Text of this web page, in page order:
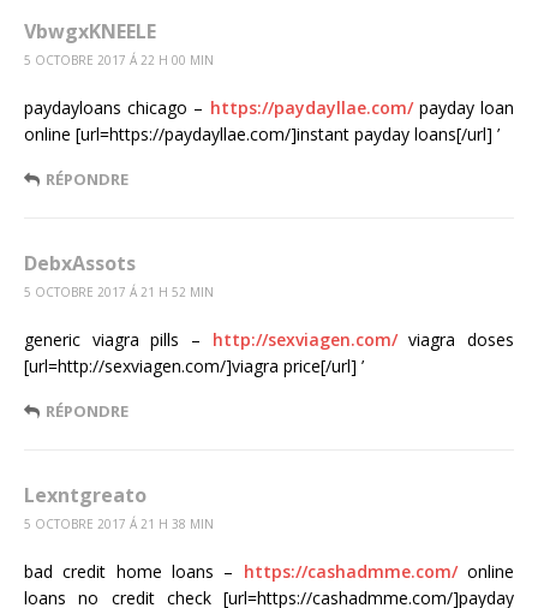
VbwgxKNEELE
5 OCTOBRE 2017 Á 22 H 00 MIN
paydayloans chicago – https://paydayllae.com/payday loan
online [url=https://paydayllae.com/]instant payday loans[/url] ’
RÉPONDRE
DebxAssots
5 OCTOBRE 2017 Á 21 H 52 MIN
generic viagra pills – http://sexviagen.com/viagra doses
[url=http://sexviagen.com/]viagra price[/url] ’
RÉPONDRE
Lexntgreato
5 OCTOBRE 2017 Á 21 H 38 MIN
bad credit home loans – https://cashadmme.com/online
loans no credit check [url=https://cashadmme.com/]payday